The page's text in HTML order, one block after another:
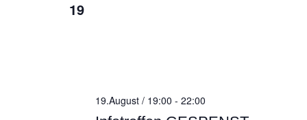
19
19.August / 19:00 - 22:00